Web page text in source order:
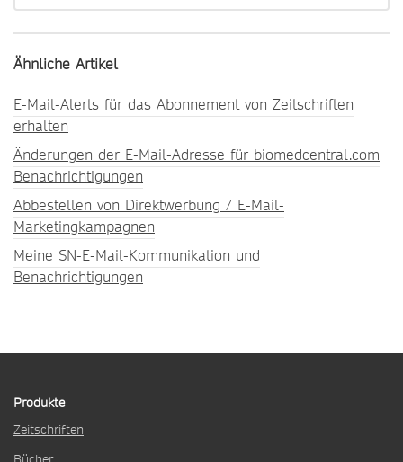
Ähnliche Artikel
E-Mail-Alerts für das Abonnement von Zeitschriften
erhalten
Änderungen der E-Mail-Adresse für biomedcentral.com
Benachrichtigungen
Abbestellen von Direktwerbung / E-Mail-
Marketingkampagnen
Meine SN-E-Mail-Kommunikation und
Benachrichtigungen
Produkte
Zeitschriften